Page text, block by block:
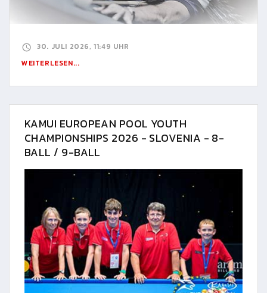
30. JULI 2026, 11:49 UHR
WEITERLESEN...
KAMUI EUROPEAN POOL YOUTH
CHAMPIONSHIPS 2026 - SLOVENIA - 8-
BALL / 9-BALL